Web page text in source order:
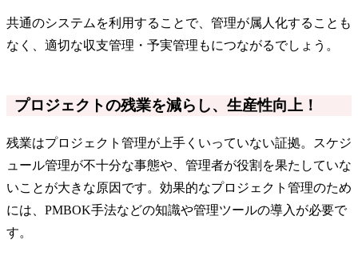
共通のシステムを利用することで、管理が属人化することも
なく、適切な収支管理・予実管理もにつながるでしょう。
プロジェクトの残業を減らし、生産性向上！
残業はプロジェクト管理が上手くいっていない証拠。スケジ
ュール管理が不十分な事態や、管理者が役割を果たしていな
いことが大きな原因です。効果的なプロジェクト管理のため
には、PMBOK手法などの知識や管理ツールの導入が必要で
す。